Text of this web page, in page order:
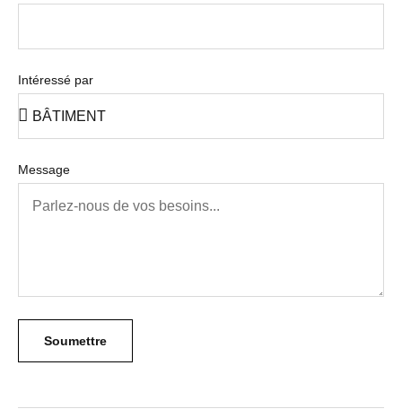
Intéressé par
Message
Soumettre